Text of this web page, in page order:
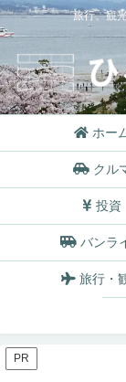
旅行、観
ホー
クル
投資
バンラ
旅行・
PR